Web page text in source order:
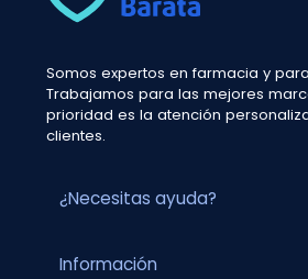
Somos expertos en farmacia y
Trabajamos para las mejores
prioridad es la atención
clientes.
¿Necesitas ayuda?
Información